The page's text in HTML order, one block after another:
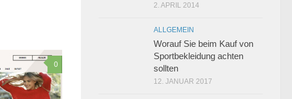
0
2. APRIL 2014
ALLGEMEIN
Worauf Sie beim Kauf von
Sportbekleidung achten
sollten
12. JANUAR 2017